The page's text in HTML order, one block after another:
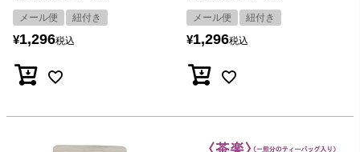
メール便 紐付き
¥1,296税込
メール便 紐付き
¥1,296税込